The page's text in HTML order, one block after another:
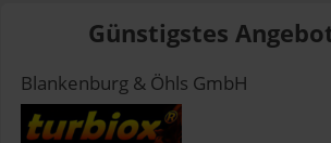
Günstigstes
Blankenburg & Öhls GmbH